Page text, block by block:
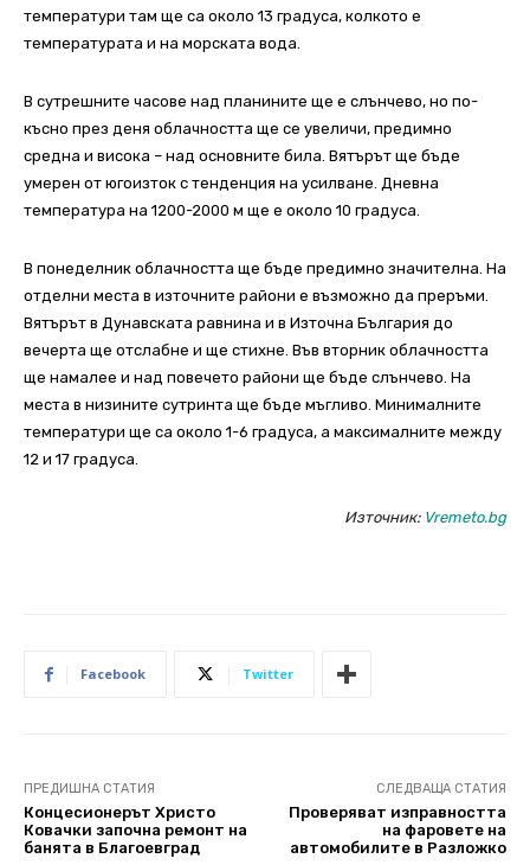
температури там ще са около 13 градуса, колкото е
температурата и на морската вода.
В сутрешните часове над планините ще е слънчево, но по-
късно през деня облачността ще се увеличи, предимно
средна и висока – над основните била. Вятърът ще бъде
умерен от югоизток с тенденция на усилване. Дневна
температура на 1200-2000 м ще е около 10 градуса.
В понеделник облачността ще бъде предимно значителна. На
отделни места в източните райони е възможно да преръми.
Вятърът в Дунавската равнина и в Източна България до
вечерта ще отслабне и ще стихне. Във вторник облачността
ще намалее и над повечето райони ще бъде слънчево. На
места в низините сутринта ще бъде мъгливо. Минималните
температури ще са около 1-6 градуса, а максималните между
12 и 17 градуса.
Източник: Vremeto.bg
Facebook Twitter
ПРЕДИШНА СТАТИЯ
Концесионерът Христо
Ковачки започна ремонт на
банята в Благоевград
СЛЕДВАЩА СТАТИЯ
Проверяват изправността
на фаровете на
автомобилите в Разложко